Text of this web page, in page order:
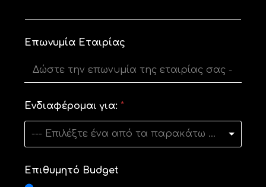
Επωνυμία Εταιρίας
σ
α
ω
ν
Ενδιαφέρομαι για: *
--- Επιλέξτε ένα από τα παρακάτω ---
Επιθυμητό Budget